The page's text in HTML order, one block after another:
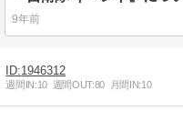
9年前
1946312
週間IN:10 週間OUT:80 月間IN:10